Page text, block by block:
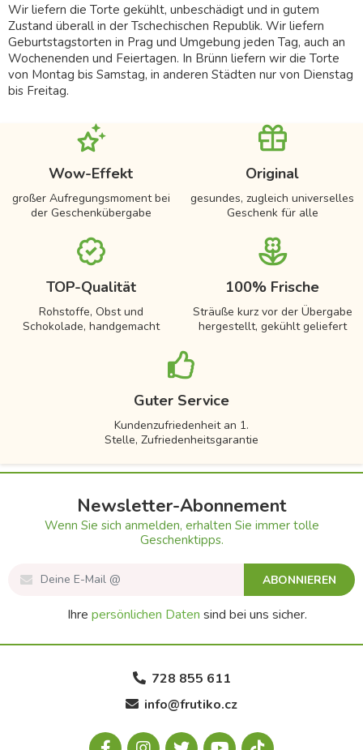
Wir liefern die Torte gekühlt, unbeschädigt und in gutem
Zustand überall in der Tschechischen Republik. Wir liefern
Geburtstagstorten in Prag und Umgebung jeden Tag, auch an
Wochenenden und Feiertagen. In Brünn liefern wir die Torte
von Montag bis Samstag, in anderen Städten nur von Dienstag
bis Freitag.
Wow-Effekt
großer Aufregungsmoment bei
der Geschenkübergabe
Original
gesundes, zugleich universelles
Geschenk für alle
TOP-Qualität
Rohstoffe, Obst und
Schokolade, handgemacht
100% Frische
Sträuße kurz vor der Übergabe
hergestellt, gekühlt geliefert
Guter Service
Kundenzufriedenheit an 1.
Stelle, Zufriedenheitsgarantie
Newsletter-Abonnement
Wenn Sie sich anmelden, erhalten Sie immer tolle
Geschenktipps.
ABONNIEREN
Ihre persönlichen Daten sind bei uns sicher.
728 855 611
info@frutiko.cz